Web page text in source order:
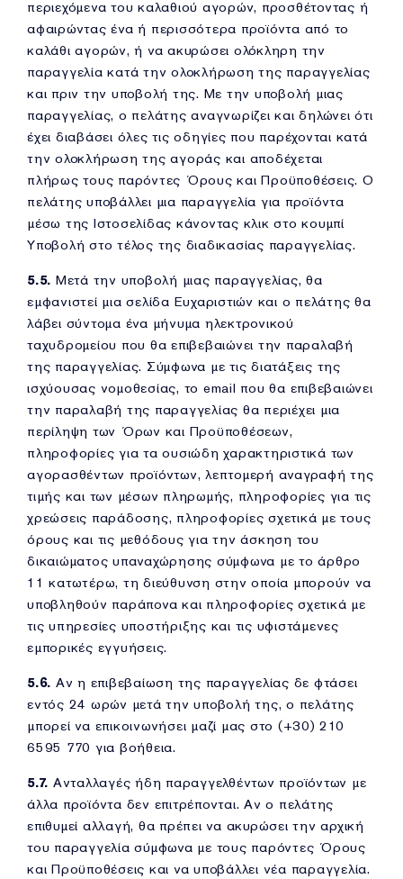
περιεχόμενα του καλαθιού αγορών, προσθέτοντας ή
αφαιρώντας ένα ή περισσότερα προϊόντα από το
καλάθι αγορών, ή να ακυρώσει ολόκληρη την
παραγγελία κατά την ολοκλήρωση της παραγγελίας
και πριν την υποβολή της. Με την υποβολή μιας
παραγγελίας, ο πελάτης αναγνωρίζει και δηλώνει ότι
έχει διαβάσει όλες τις οδηγίες που παρέχονται κατά
την ολοκλήρωση της αγοράς και αποδέχεται
πλήρως τους παρόντες Όρους και Προϋποθέσεις. Ο
πελάτης υποβάλλει μια παραγγελία για προϊόντα
μέσω της Ιστοσελίδας κάνοντας κλικ στο κουμπί
Υποβολή στο τέλος της διαδικασίας παραγγελίας.
5.5. Μετά την υποβολή μιας παραγγελίας, θα
εμφανιστεί μια σελίδα Ευχαριστιών και ο πελάτης θα
λάβει σύντομα ένα μήνυμα ηλεκτρονικού
ταχυδρομείου που θα επιβεβαιώνει την παραλαβή
της παραγγελίας. Σύμφωνα με τις διατάξεις της
ισχύουσας νομοθεσίας, το email που θα επιβεβαιώνει
την παραλαβή της παραγγελίας θα περιέχει μια
περίληψη των Όρων και Προϋποθέσεων,
πληροφορίες για τα ουσιώδη χαρακτηριστικά των
αγορασθέντων προϊόντων, λεπτομερή αναγραφή της
τιμής και των μέσων πληρωμής, πληροφορίες για τις
χρεώσεις παράδοσης, πληροφορίες σχετικά με τους
όρους και τις μεθόδους για την άσκηση του
δικαιώματος υπαναχώρησης σύμφωνα με το άρθρο
11 κατωτέρω, τη διεύθυνση στην οποία μπορούν να
υποβληθούν παράπονα και πληροφορίες σχετικά με
τις υπηρεσίες υποστήριξης και τις υφιστάμενες
εμπορικές εγγυήσεις.
5.6. Αν η επιβεβαίωση της παραγγελίας δε φτάσει
εντός 24 ωρών μετά την υποβολή της, ο πελάτης
μπορεί να επικοινωνήσει μαζί μας στο (+30) 210
6595 770 για βοήθεια.
5.7. Ανταλλαγές ήδη παραγγελθέντων προϊόντων με
άλλα προϊόντα δεν επιτρέπονται. Αν ο πελάτης
επιθυμεί αλλαγή, θα πρέπει να ακυρώσει την αρχική
του παραγγελία σύμφωνα με τους παρόντες Όρους
και Προϋποθέσεις και να υποβάλλει νέα παραγγελία.